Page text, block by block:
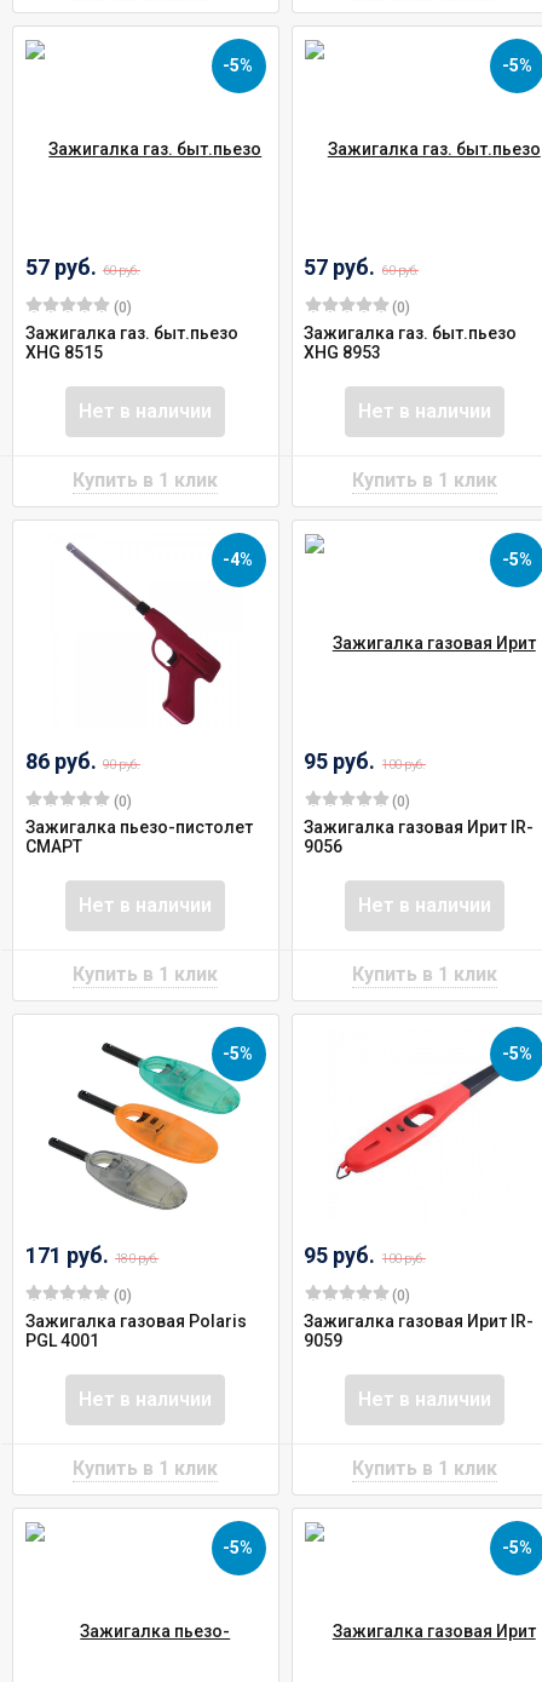
-5%
57 руб. 60 руб.
(0)
Зажигалка газ. быт.пьезо
XHG 8515
Нет в наличии
-5%
57 руб. 60 руб.
(0)
Зажигалка газ. быт.пьезо
XHG 8953
Нет в наличии
-4%
86 руб. 90 руб.
(0)
Зажигалка пьезо-пистолет
СМАРТ
Нет в наличии
-5%
95 руб. 100 руб.
(0)
Зажигалка газовая Ирит IR-
9056
Нет в наличии
-5%
171 руб. 180 руб.
(0)
Зажигалка газовая Polaris
PGL 4001
Нет в наличии
-5%
95 руб. 100 руб.
(0)
Зажигалка газовая Ирит IR-
9059
Нет в наличии
-5% -5%